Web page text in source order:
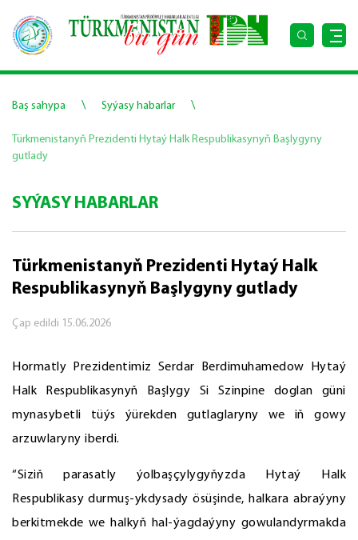
Baş sahypa \ Syýasy habarlar \
Türkmenistanyň Prezidenti Hytaý Halk Respublikasynyň Başlygyny
gutlady
SYÝASY HABARLAR
Türkmenistanyň Prezidenti Hytaý Halk
Respublikasynyň Başlygyny gutlady
Çap edildi 15.06.2026
Hormatly Prezidentimiz Serdar Berdimuhamedow Hytaý
Halk Respublikasynyň Başlygy Si Szinpine doglan güni
mynasybetli tüýs ýürekden gutlaglaryny we iň gowy
arzuwlaryny iberdi.
“Siziň parasatly ýolbaşçylygyňyzda Hytaý Halk
Respublikasy durmuş-ykdysady ösüşinde, halkara abraýyny
berkitmekde we halkyň hal-ýagdaýyny gowulandyrmakda